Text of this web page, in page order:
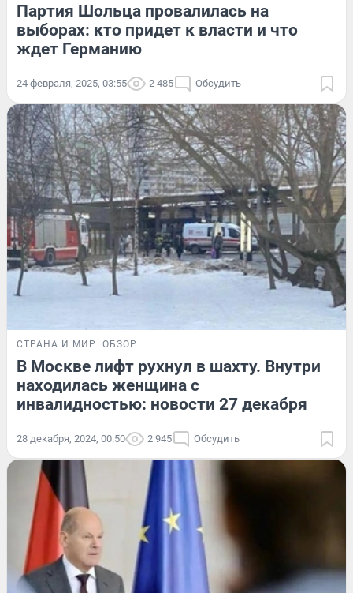
Партия Шольца провалилась на
выборах: кто придет к власти и что
ждет Германию
24 февраля, 2025, 03:55 2 485 Обсудить
СТРАНА И МИР ОБЗОР
В Москве лифт рухнул в шахту. Внутри
находилась женщина с
инвалидностью: новости 27 декабря
28 декабря, 2024, 00:50 2 945 Обсудить